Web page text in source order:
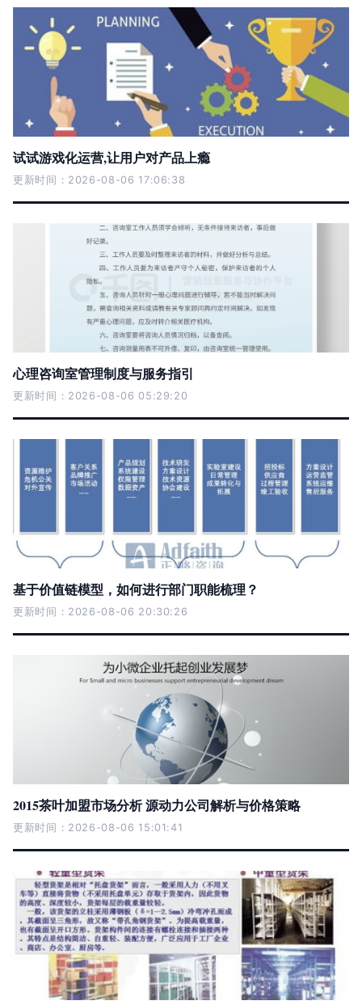
试试游戏化运营,让用户对产品上瘾
更新时间：2026-08-06 17:06:38
心理咨询室管理制度与服务指引
更新时间：2026-08-06 05:29:20
基于价值链模型，如何进行部门职能梳理？
更新时间：2026-08-06 20:30:26
2015茶叶加盟市场分析 源动力公司解析与价格策略
更新时间：2026-08-06 15:01:41